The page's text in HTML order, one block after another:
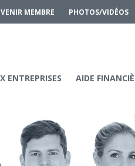
MEMBRE PHOTOS/VIDÉOS
ENTREPRISES AIDE